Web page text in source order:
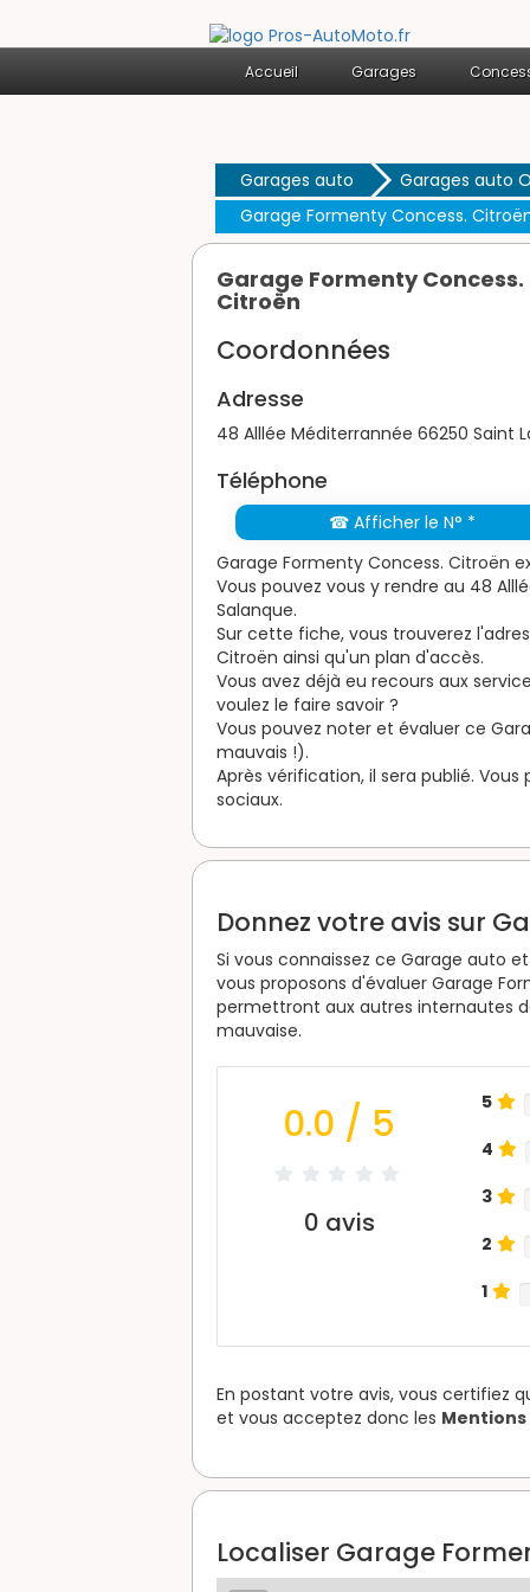
Accueil Garages
Garages auto
Garages auto
Garage Formenty Concess.
Garage Formenty Concess.
Citroën
Coordonnées
Adresse
48 Alllée Méditerrannée 66250 Saint
Téléphone
☎ Afficher le N° *
Garage Formenty Concess. Citroën
Vous pouvez vous y rendre au 48
Salanque.
Sur cette fiche, vous trouverez
Citroën ainsi qu'un plan d'accès.
Vous avez déjà eu recours aux
voulez le faire savoir ?
Vous pouvez noter et évaluer ce
mauvais !).
Après vérification, il sera publié.
sociaux.
Donnez votre avis sur
Si vous connaissez ce Garage auto
vous proposons d'évaluer Garage
permettront aux autres internautes
mauvaise.
0.0 / 5
0 avis
5
4
3
2
1
En postant votre avis, vous certifiez
et vous acceptez donc les
Localiser Garage